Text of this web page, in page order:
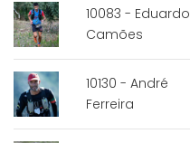
10083 - Eduardo
Camões
10130 - André
Ferreira